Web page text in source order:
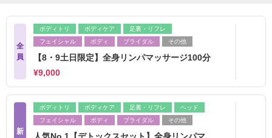
全
員
ボディトリ ボディケア
足裏・リフレ
フェイシャル
ボディ ブライダル その他
【8・9土日限定】全身リンパマッサージ100分
¥9,000
新
ボディトリ ボディケア 足裏・リフレ
ヘッド
フェイシャル
ボディ ブライダル その他